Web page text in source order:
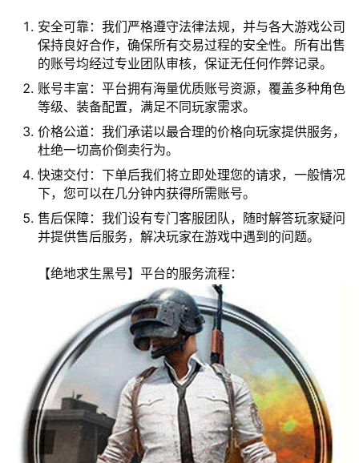
安全可靠：我们严格遵守法律法规，并与各大游戏公司
保持良好合作，确保所有交易过程的安全性。所有出售
的账号均经过专业团队审核，保证无任何作弊记录。
账号丰富：平台拥有海量优质账号资源，覆盖多种角色
等级、装备配置，满足不同玩家需求。
价格公道：我们承诺以最合理的价格向玩家提供服务，
杜绝一切高价倒卖行为。
快速交付：下单后我们将立即处理您的请求，一般情况
下，您可以在几分钟内获得所需账号。
售后保障：我们设有专门客服团队，随时解答玩家疑问
并提供售后服务，解决玩家在游戏中遇到的问题。
【绝地求生黑号】平台的服务流程：